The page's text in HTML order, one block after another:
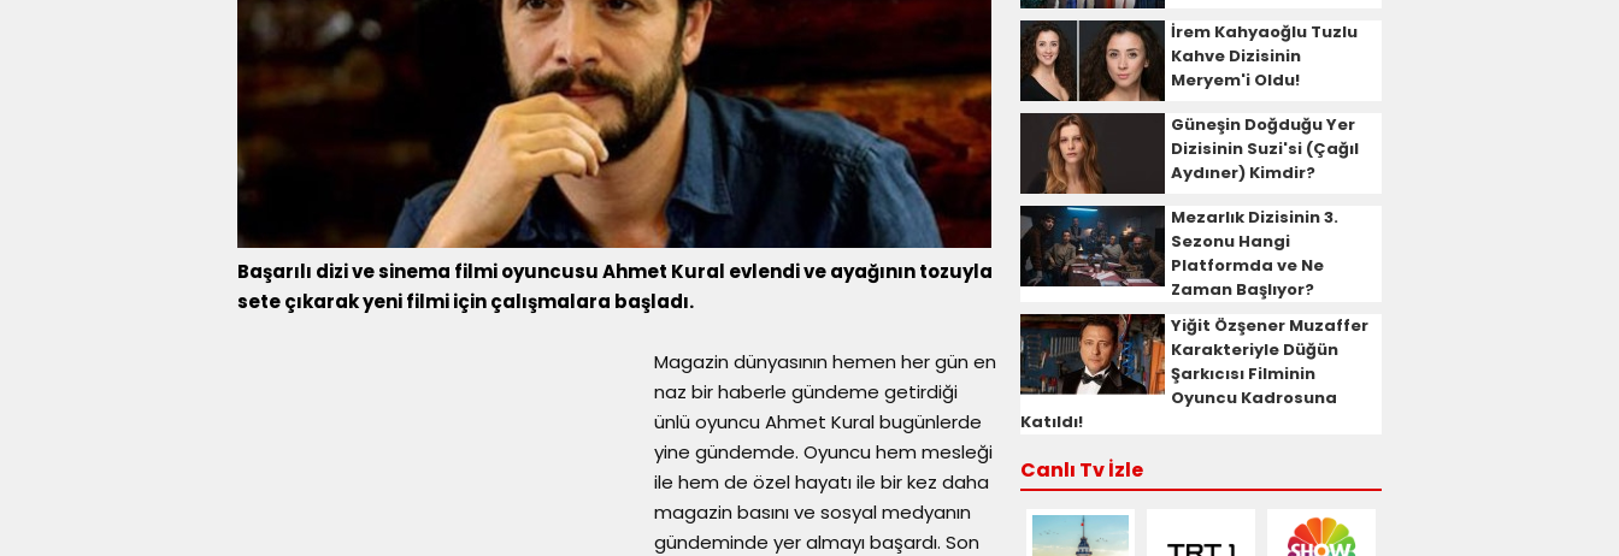
Başarılı dizi ve sinema filmi oyuncusu Ahmet Kural evlendi ve ayağının tozuyla
sete çıkarak yeni filmi için çalışmalara başladı.
Magazin dünyasının hemen her gün en
naz bir haberle gündeme getirdiği
ünlü oyuncu Ahmet Kural bugünlerde
yine gündemde. Oyuncu hem mesleği
ile hem de özel hayatı ile bir kez daha
magazin basını ve sosyal medyanın
gündeminde yer almayı başardı. Son
İrem Kahyaoğlu Tuzlu
Kahve Dizisinin
Meryem'i Oldu!
Güneşin Doğduğu Yer
Dizisinin Suzi'si (Çağıl
Aydıner) Kimdir?
Mezarlık Dizisinin 3.
Sezonu Hangi
Platformda ve Ne
Zaman Başlıyor?
Yiğit Özşener Muzaffer
Karakteriyle Düğün
Şarkıcısı Filminin
Oyuncu Kadrosuna
Katıldı!
Canlı Tv İzle